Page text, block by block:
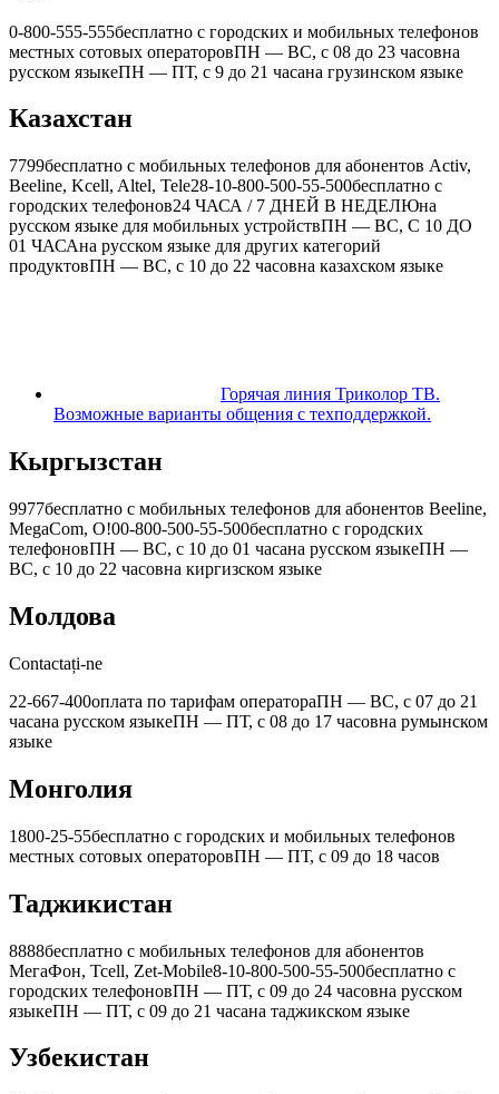
0-800-555-555бесплатно с городских и мобильных телефонов
местных сотовых операторовПН — ВС, с 08 до 23 часовна
русском языкеПН — ПТ, с 9 до 21 часана грузинском языке
Казахстан
7799бесплатно с мобильных телефонов для абонентов Activ,
Beeline, Kcell, Altel, Tele28-10-800-500-55-500бесплатно с
городских телефонов24 ЧАСА / 7 ДНЕЙ В НЕДЕЛЮна
русском языке для мобильных устройствПН — ВС, С 10 ДО
01 ЧАСАна русском языке для других категорий
продуктовПН — ВС, с 10 до 22 часовна казахском языке
Горячая линия Триколор ТВ.
Возможные варианты общения с техподдержкой.
Кыргызстан
9977бесплатно с мобильных телефонов для абонентов Beeline,
MegaСom, О!00-800-500-55-500бесплатно с городских
телефоновПН — ВС, с 10 до 01 часана русском языкеПН —
ВС, с 10 до 22 часовна киргизском языке
Молдова
Contactați-ne
22-667-400оплата по тарифам оператораПН — ВС, с 07 до 21
часана русском языкеПН — ПТ, с 08 до 17 часовна румынском
языке
Монголия
1800-25-55бесплатно с городских и мобильных телефонов
местных сотовых операторовПН — ПТ, с 09 до 18 часов
Таджикистан
8888бесплатно с мобильных телефонов для абонентов
МегаФон, Tcell, Zet-Mobile8-10-800-500-55-500бесплатно с
городских телефоновПН — ПТ, с 09 до 24 часовна русском
языкеПН — ПТ, с 09 до 21 часана таджикском языке
Узбекистан